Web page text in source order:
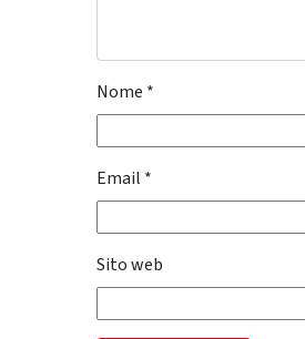
Nome *
Email *
Sito web